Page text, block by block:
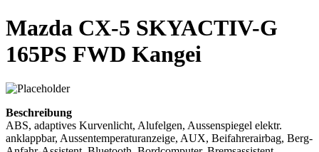
Mazda CX-5 SKYACTIV-G
165PS FWD Kangei
Beschreibung
ABS, adaptives Kurvenlicht, Alufelgen, Aussenspiegel elektr.
anklappbar, Aussentemperaturanzeige, AUX, Beifahrerairbag, Berg-